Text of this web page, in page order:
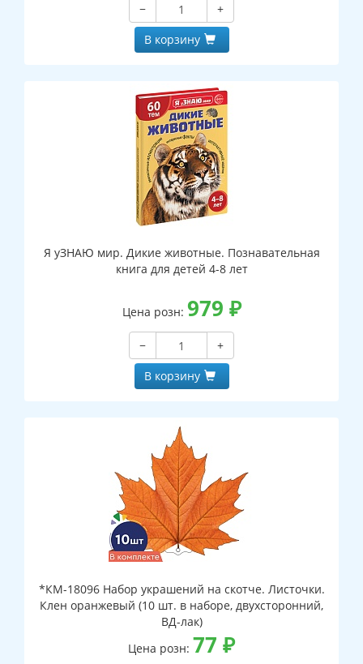
−
+
В корзину
Я уЗНАЮ мир. Дикие животные. Познавательная
книга для детей 4-8 лет
Цена розн: 979 ₽
−
+
В корзину
*КМ-18096 Набор украшений на скотче. Листочки.
Клен оранжевый (10 шт. в наборе, двухсторонний,
ВД-лак)
Цена розн: 77 ₽